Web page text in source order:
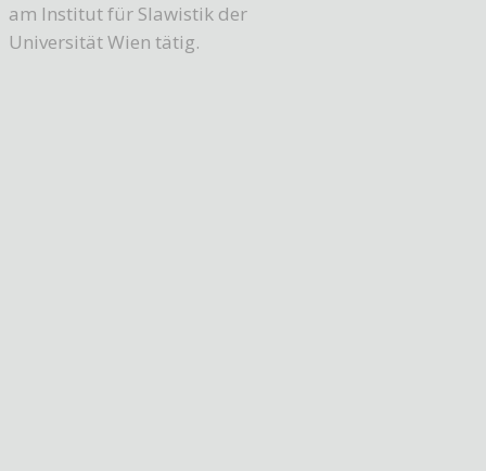
am Institut für Slawistik der
Universität Wien tätig.